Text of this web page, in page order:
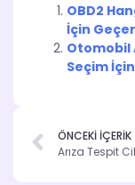
OBD2
İçin
Otomobil
Seçim
ÖNCEKİ İÇERİK